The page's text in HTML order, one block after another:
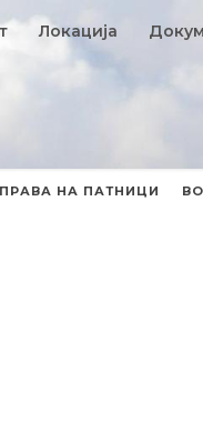
Локација
ПРАВА НА ПАТНИЦИ